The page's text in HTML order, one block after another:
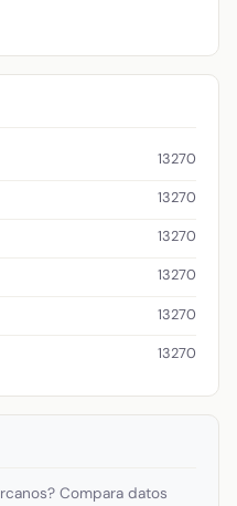
13270
13270
13270
13270
13270
13270
Compara datos